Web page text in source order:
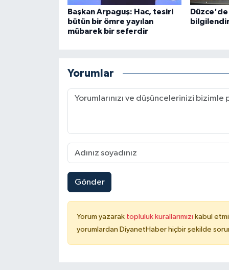
Başkan Arpaguş: Hac, tesiri
bütün bir ömre yayılan
mübarek bir seferdir
Düzce'de
Yorumlar
Gönder
Yorum yazarak topluluk kurallarımızı kabul
yorumlardan DiyanetHaber hiçbir şekilde
Kars Müftülüğü
Kastamonu Müftülüğü
Kırklareli Müftülüğü
Kırşehir Müftülüğü
Kocaeli Müftülüğü
Konya Müftülüğü